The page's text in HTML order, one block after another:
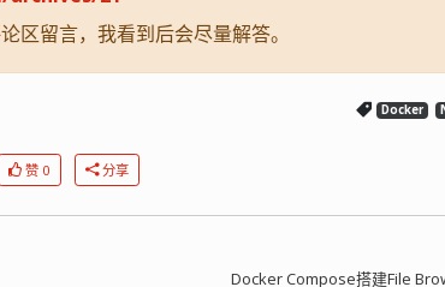
区留言，我看到后会尽量解答。
Docker
赞 0 分享
Docker Compose搭建File